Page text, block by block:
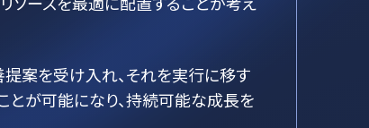
案を受け入れ、それを実行に移す
とが可能になり、持続可能な成長を